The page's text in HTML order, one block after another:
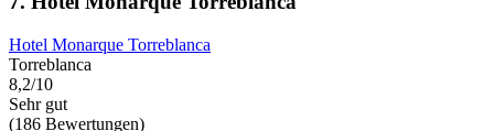
Hotel Monarque Torreblanca
Torreblanca
8,2/10
Sehr gut
(186 Bewertungen)